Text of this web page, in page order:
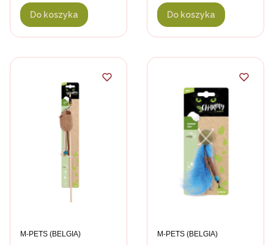
Do koszyka Do koszyka
PRODUCENT
M-PETS (BELGIA) PRODUCENT
M-PETS (BELGIA)